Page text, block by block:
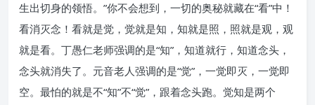
生出切身的领悟。”你不会想到，一切的奥秘就藏在“看”中！
看消灭念！看就是觉，觉就是知，知就是照，照就是观，观
就是看。丁愚仁老师强调的是“知”，知道就行，知道念头，
念头就消失了。元音老人强调的是“觉”，一觉即灭，一觉即
空。最怕的就是不“知”不“觉”，跟着念头跑。觉知是两个